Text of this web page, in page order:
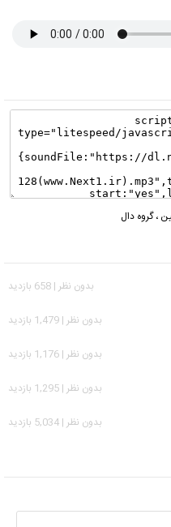
،گروه دال
بدون نظر | 658 بازدید
بدون نظر | 1,479 بازدید
بدون نظر | 1,176 بازدید
بدون نظر | 1,295 بازدید
بدون نظر | 5,034 بازدید